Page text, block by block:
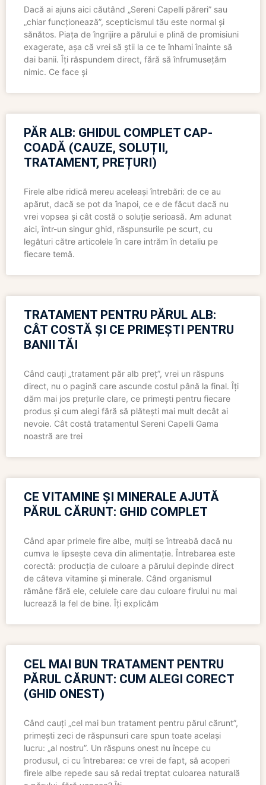
Dacă ai ajuns aici căutând „Sereni Capelli păreri” sau
„chiar funcționează”, scepticismul tău este normal și
sănătos. Piața de îngrijire a părului e plină de promisiuni
exagerate, așa că vrei să știi la ce te înhami înainte să
dai banii. Îți răspundem direct, fără să înfrumusețăm
nimic. Ce face și
PĂR ALB: GHIDUL COMPLET CAP-
COADĂ (CAUZE, SOLUȚII,
TRATAMENT, PREȚURI)
Firele albe ridică mereu aceleași întrebări: de ce au
apărut, dacă se pot da înapoi, ce e de făcut dacă nu
vrei vopsea și cât costă o soluție serioasă. Am adunat
aici, într-un singur ghid, răspunsurile pe scurt, cu
legături către articolele în care intrăm în detaliu pe
fiecare temă.
TRATAMENT PENTRU PĂRUL ALB:
CÂT COSTĂ ȘI CE PRIMEȘTI PENTRU
BANII TĂI
Când cauți „tratament păr alb preț”, vrei un răspuns
direct, nu o pagină care ascunde costul până la final. Îți
dăm mai jos prețurile clare, ce primești pentru fiecare
produs și cum alegi fără să plătești mai mult decât ai
nevoie. Cât costă tratamentul Sereni Capelli Gama
noastră are trei
CE VITAMINE ȘI MINERALE AJUTĂ
PĂRUL CĂRUNT: GHID COMPLET
Când apar primele fire albe, mulți se întreabă dacă nu
cumva le lipsește ceva din alimentație. Întrebarea este
corectă: producția de culoare a părului depinde direct
de câteva vitamine și minerale. Când organismul
rămâne fără ele, celulele care dau culoare firului nu mai
lucrează la fel de bine. Îți explicăm
CEL MAI BUN TRATAMENT PENTRU
PĂRUL CĂRUNT: CUM ALEGI CORECT
(GHID ONEST)
Când cauți „cel mai bun tratament pentru părul cărunt”,
primești zeci de răspunsuri care spun toate același
lucru: „al nostru”. Un răspuns onest nu începe cu
produsul, ci cu întrebarea: ce vrei de fapt, să acoperi
firele albe repede sau să redai treptat culoarea naturală